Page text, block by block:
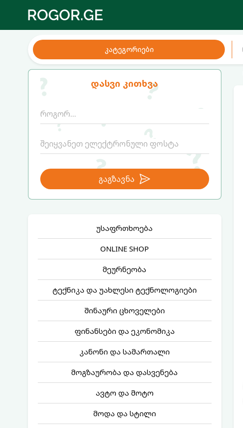
კატეგორიები
დასვი კითხვა
გაგზავნა
უსაფრთხოება
ONLINE SHOP
მეურნეობა
ტექნიკა და უახლესი ტექნოლოგიები
შინაური ცხოველები
ფინანსები და ეკონომიკა
კანონი და სამართალი
მოგზაურობა და დასვენება
ავტო და მოტო
მოდა და სტილი